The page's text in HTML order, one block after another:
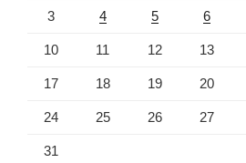
3 4 5 6
10 11 12 13
17 18 19 20
24 25 26 27
31